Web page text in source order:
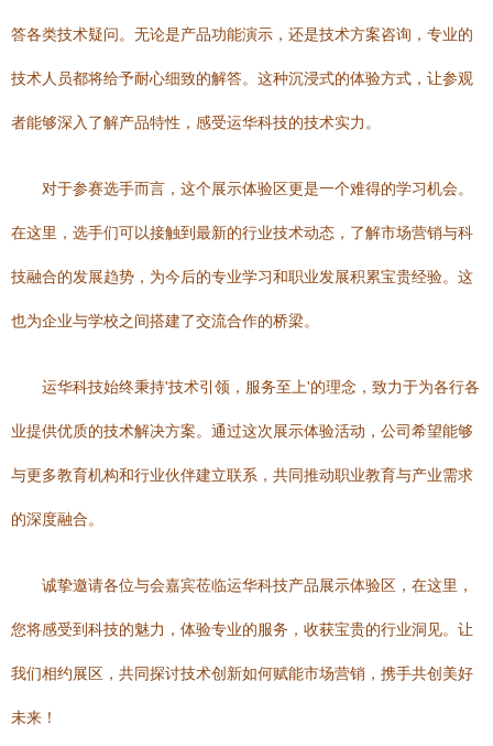
答各类技术疑问。无论是产品功能演示，还是技术方案咨询，专业的
技术人员都将给予耐心细致的解答。这种沉浸式的体验方式，让参观
者能够深入了解产品特性，感受运华科技的技术实力。
对于参赛选手而言，这个展示体验区更是一个难得的学习机会。
在这里，选手们可以接触到最新的行业技术动态，了解市场营销与科
技融合的发展趋势，为今后的专业学习和职业发展积累宝贵经验。这
也为企业与学校之间搭建了交流合作的桥梁。
运华科技始终秉持'技术引领，服务至上'的理念，致力于为各行各
业提供优质的技术解决方案。通过这次展示体验活动，公司希望能够
与更多教育机构和行业伙伴建立联系，共同推动职业教育与产业需求
的深度融合。
诚挚邀请各位与会嘉宾莅临运华科技产品展示体验区，在这里，
您将感受到科技的魅力，体验专业的服务，收获宝贵的行业洞见。让
我们相约展区，共同探讨技术创新如何赋能市场营销，携手共创美好
未来！